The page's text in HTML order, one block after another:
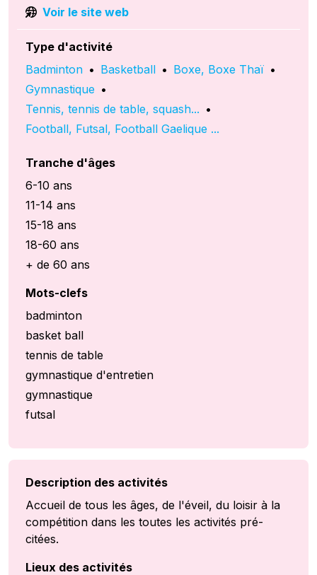
Voir le site web
Type d'activité
Badminton • Basketball • Boxe, Boxe Thaï •
Gymnastique •
Tennis, tennis de table, squash... •
Football, Futsal, Football Gaelique ...
Tranche d'âges
6-10 ans
11-14 ans
15-18 ans
18-60 ans
+ de 60 ans
Mots-clefs
badminton
basket ball
tennis de table
gymnastique d'entretien
gymnastique
futsal
Description des activités
Accueil de tous les âges, de l'éveil, du loisir à la
compétition dans les toutes les activités pré-
citées.
Lieux des activités